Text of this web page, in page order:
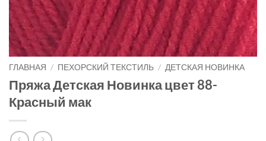
ГЛАВНАЯ / ПЕХОРСКИЙ ТЕКСТИЛЬ / ДЕТСКАЯ НОВИНКА
Пряжа Детская Новинка цвет 88-
Красный мак